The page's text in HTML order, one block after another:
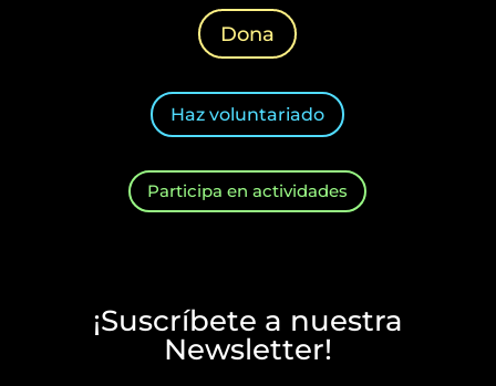
Dona
Haz voluntariado
Participa en actividades
¡Suscríbete a nuestra
Newsletter!